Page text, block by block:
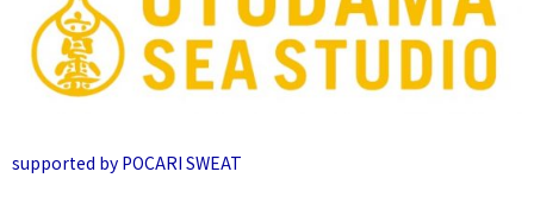
supported by POCARI SWEAT